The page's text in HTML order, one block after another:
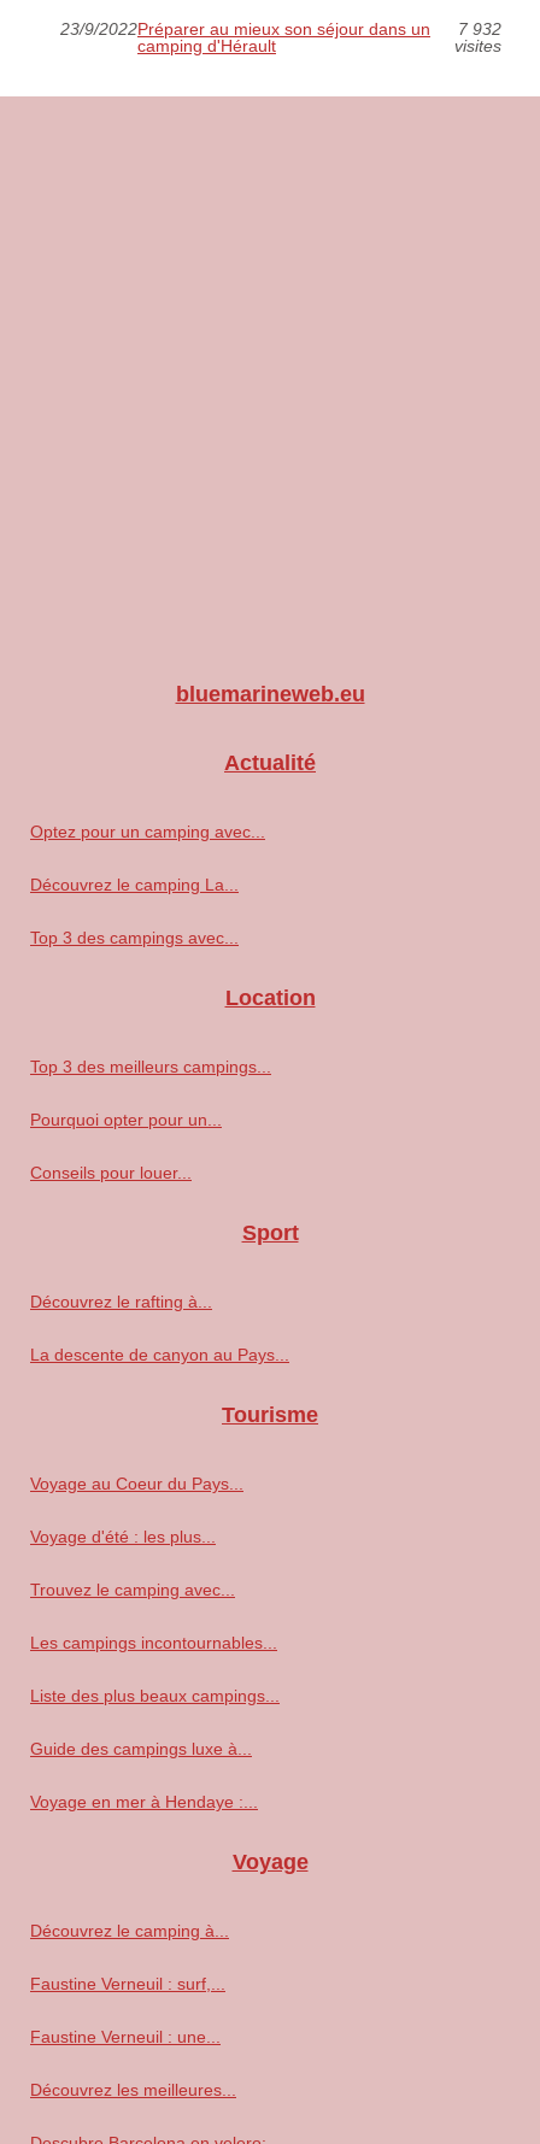
23/9/2022Préparer au mieux son séjour dans un
camping d'Hérault
7 932
visites
bluemarineweb.eu
Actualité
Optez pour un camping avec...
Découvrez le camping La...
Top 3 des campings avec...
Location
Top 3 des meilleurs campings...
Pourquoi opter pour un...
Conseils pour louer...
Sport
Découvrez le rafting à...
La descente de canyon au Pays...
Tourisme
Voyage au Coeur du Pays...
Voyage d'été : les plus...
Trouvez le camping avec...
Les campings incontournables...
Liste des plus beaux campings...
Guide des campings luxe à...
Voyage en mer à Hendaye :...
Voyage
Découvrez le camping à...
Faustine Verneuil : surf,...
Faustine Verneuil : une...
Découvrez les meilleures...